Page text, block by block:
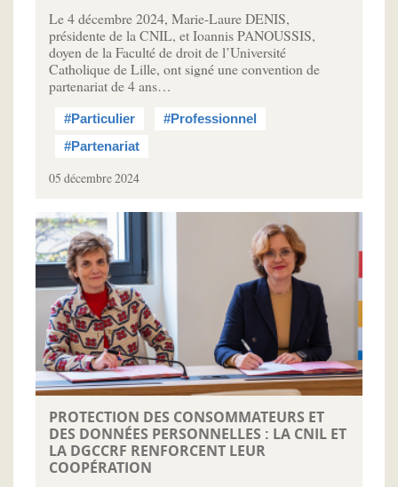
Le 4 décembre 2024, Marie-Laure DENIS,
présidente de la CNIL, et Ioannis PANOUSSIS,
doyen de la Faculté de droit de l’Université
Catholique de Lille, ont signé une convention de
partenariat de 4 ans…
#Particulier
#Professionnel
#Partenariat
05 décembre 2024
PROTECTION DES CONSOMMATEURS ET
DES DONNÉES PERSONNELLES : LA CNIL ET
LA DGCCRF RENFORCENT LEUR
COOPÉRATION